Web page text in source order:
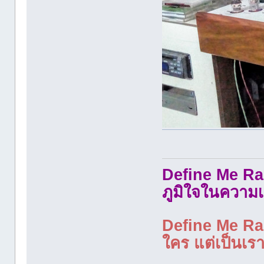
Define Me
ภูมิใจในความ
Define Me
ใคร แต่เป็นเ